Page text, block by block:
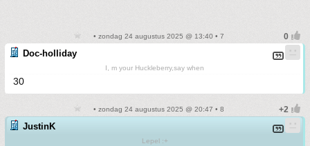
• zondag 24 augustus 2025 @ 13:40 • 7
Doc-holliday
I, m your Huckleberry,say when
30
• zondag 24 augustus 2025 @ 20:47 • 8
JustinK
Lepel :+